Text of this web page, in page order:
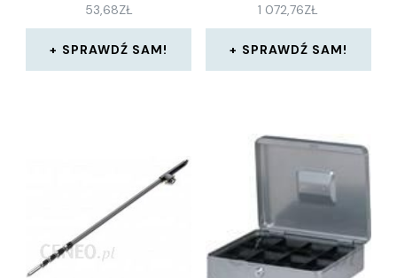
PRZEZ BABACO, WZÓR
FLOWERS 043,
OPTYMALNIE
DOPASOWANE PLECKI
53,68ZŁ
SPRAWDŹ SAM!
1 072,76ZŁ
SPRAWDŹ SAM!